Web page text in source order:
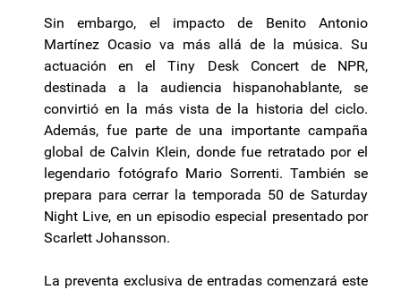
Sin embargo, el impacto de Benito Antonio
Martínez Ocasio va más allá de la música. Su
actuación en el Tiny Desk Concert de NPR,
destinada a la audiencia hispanohablante, se
convirtió en la más vista de la historia del ciclo.
Además, fue parte de una importante campaña
global de Calvin Klein, donde fue retratado por el
legendario fotógrafo Mario Sorrenti. También se
prepara para cerrar la temporada 50 de Saturday
Night Live, en un episodio especial presentado por
Scarlett Johansson.
La preventa exclusiva de entradas comenzará este